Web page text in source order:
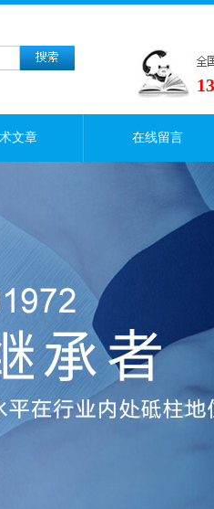
文章 在线留言